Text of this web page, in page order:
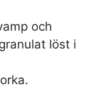
och
löst i